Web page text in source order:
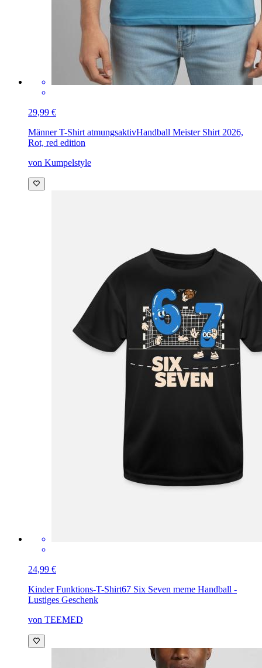
29,99 €
Männer T-Shirt atmungsaktivHandball Meister Shirt 2026,
Rot, red edition
von Kumpelstyle
24,99 €
Kinder Funktions-T-Shirt67 Six Seven meme Handball -
Lustiges Geschenk
von TEEMED